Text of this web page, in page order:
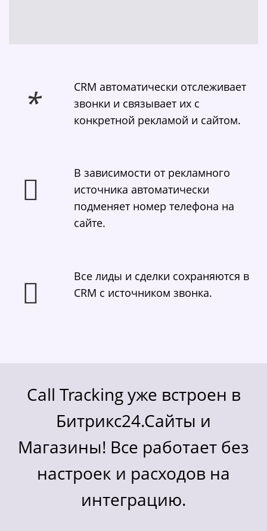
CRM автоматически отслеживает
звонки и связывает их с
конкретной рекламой и сайтом.
В зависимости от рекламного
источника автоматически
подменяет номер телефона на
сайте.
Все лиды и сделки сохраняются в
CRM с источником звонка.
Call Tracking уже встроен в
Битрикс24.Сайты и
Магазины! Все работает без
настроек и расходов на
интеграцию.